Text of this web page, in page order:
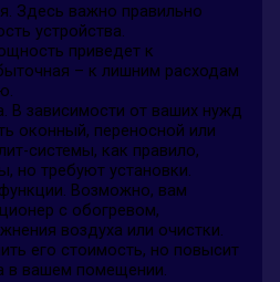
Здесь важно правильно
устройства.
приведет к
– к лишним расходам
В зависимости от ваших нужд
оконный, переносной или
системы, как правило,
но требуют установки.
Возможно, вам
с обогревом,
воздуха или очистки.
его стоимость, но повысит
в вашем помещении.